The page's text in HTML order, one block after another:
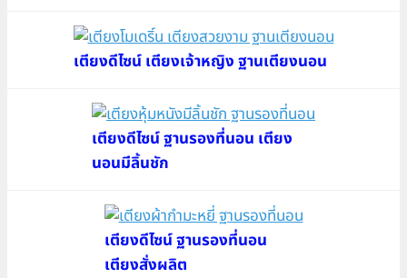
เตียงดีไซน์ เตียงเจ้าหญิง ฐานเตียงนอน
เตียงดีไซน์ ฐานรองที่นอน เตียง
นอนมีลิ้นชัก
เตียงดีไซน์ ฐานรองที่นอน
เตียงสั่งผลิต